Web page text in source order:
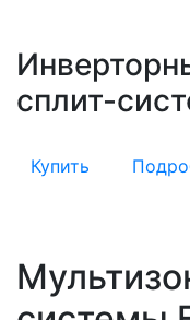
сплит-
Купить